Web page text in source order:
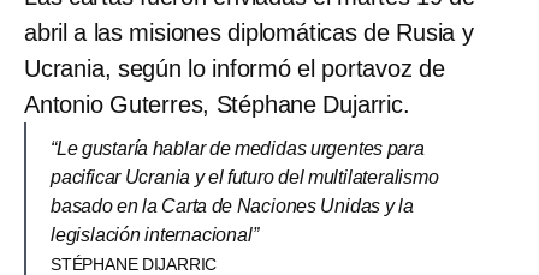
abril a las misiones diplomáticas de Rusia y
Ucrania, según lo informó el portavoz de
Antonio Guterres, Stéphane Dujarric.
“Le gustaría hablar de medidas urgentes para
pacificar Ucrania y el futuro del multilateralismo
basado en la Carta de Naciones Unidas y la
legislación internacional”
STÉPHANE DIJARRIC